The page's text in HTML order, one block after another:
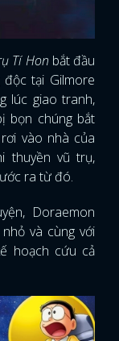
Tí Hon bắt đầu
tại Gilmore
lúc giao tranh,
bọn chúng bắt
vào nhà của
thuyền vũ trụ,
ra từ đó.
Doraemon
và cùng với
hoạch cứu cả